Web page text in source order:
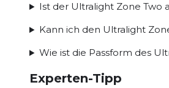
Ist der Ultralight Zone
Kann ich den Ultralight
Wie ist die Passform des
Experten-Tipp